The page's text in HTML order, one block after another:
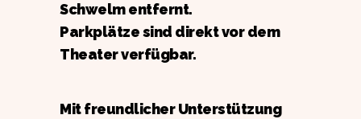
Schwelm entfernt.
Parkplätze sind direkt vor dem
Theater verfügbar.
Mit freundlicher Unterstützung